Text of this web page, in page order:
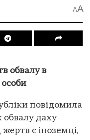
AA
обвалу в
особи
повідомила
обвалу даху
є іноземці,